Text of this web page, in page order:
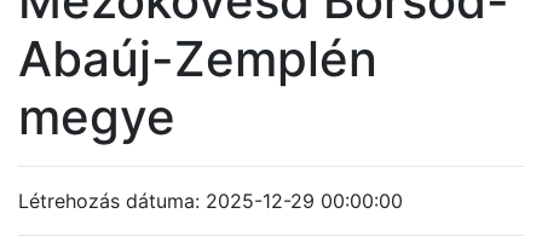
Abaúj-Zemplén
megye
Létrehozás dátuma: 2025-12-29 00:00:00